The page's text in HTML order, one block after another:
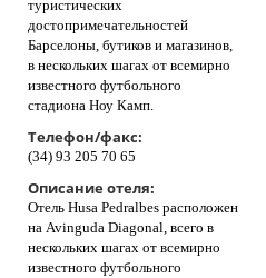
туристических
достопримечательностей
Барселоны, бутиков и магазинов,
в нескольких шагах от всемирно
известного футбольного
стадиона Ноу Камп.
Телефон/факс:
(34) 93 205 70 65
Описание отеля:
Отель Husa Pedralbes расположен
на Avinguda Diagonal, всего в
нескольких шагах от всемирно
известного футбольного